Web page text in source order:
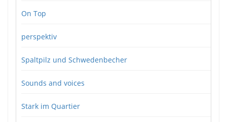
On Top
perspektiv
Spaltpilz und Schwedenbecher
Sounds and voices
Stark im Quartier